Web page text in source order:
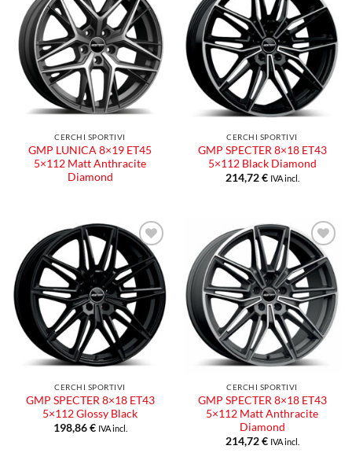
Aggiungi
alla lista
dei
desideri
CERCHI SPORTIVI
GMP LUNICA 8×19 ET45
5×112 Matt Anthracite
Diamond
Aggiungi
alla lista
desideri
CERCHI SPORTIVI
GMP SPECTER 8×18 ET43
5×112 Black Diamond
214,72€ IVA incl.
Aggiungi
alla lista
dei
desideri
CERCHI SPORTIVI
GMP SPECTER 8×18 ET43
5×112 Glossy Black
198,86€ IVA incl.
Aggiungi
alla lista
dei
desideri
CERCHI SPORTIVI
GMP SPECTER 8×18 ET43
5×112 Matt Anthracite
Diamond
214,72€ IVA incl.